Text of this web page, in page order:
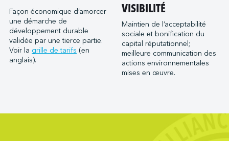
Façon économique d’amorcer
une démarche de
développement durable
validée par une tierce partie.
Voir la grille de tarifs (en
anglais).
VISIBILITÉ
Maintien de l’acceptabilité
sociale et bonification du
capital réputationnel;
meilleure communication des
actions environnementales
mises en œuvre.